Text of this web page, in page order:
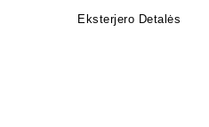
Eksterjero Detalės